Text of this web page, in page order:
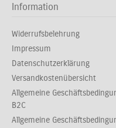
Information
Widerrufsbelehrung
Impressum
Datenschutzerklärung
Versandkostenübersicht
Allgemeine
B2C
Allgemeine